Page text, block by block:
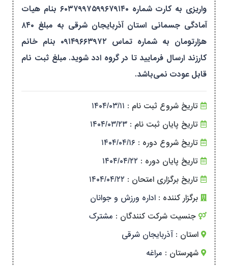
واریزی به کارت شماره ۶۰۳۷۹۹۷۵۹۹۶۷۹۱۴۰ بنام هیات
آمادگی جسمانی استان آذربایجان شرقی به مبلغ ۸۴۰
هزارتومان به شماره تماس ۰۹۱۴۹۶۶۳۹۷۲ بنام خانم
کارزند ارسال فرمایید تا در گروه ادد شوید. مبلغ ثبت نام
قابل عودت نمی‌باشد.
تاریخ شروع ثبت نام : ۱۴۰۴/۰۳/۱۱
تاریخ پایان ثبت نام : ۱۴۰۴/۰۳/۲۳
تاریخ شروع دوره : ۱۴۰۴/۰۴/۱۶
تاریخ پایان دوره : ۱۴۰۴/۰۴/۲۲
تاریخ برگزاری امتحان : ۱۴۰۴/۰۴/۲۲
برگزار کننده : اداره ورزش و جوانان
جنسیت شرکت کنندگان : مشترک
استان : آذربایجان شرقی
شهرستان : مراغه